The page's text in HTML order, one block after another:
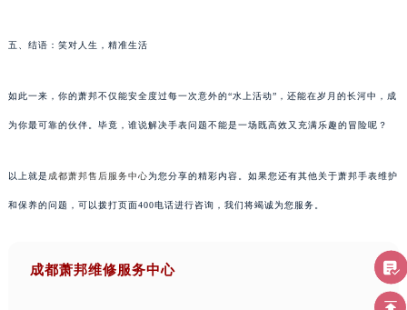
五、结语：笑对人生，精准生活
如此一来，你的萧邦不仅能安全度过每一次意外的“水上活动”，还能在岁月的长河中，成
为你最可靠的伙伴。毕竟，谁说解决手表问题不能是一场既高效又充满乐趣的冒险呢？
以上就是 成都萧邦售后服务中心为您分享的精彩内容。如果您还有其他关于萧邦手表维护
和保养的问题，可以拨打页面400电话进行咨询，我们将竭诚为您服务。
成都萧邦维修服务中心